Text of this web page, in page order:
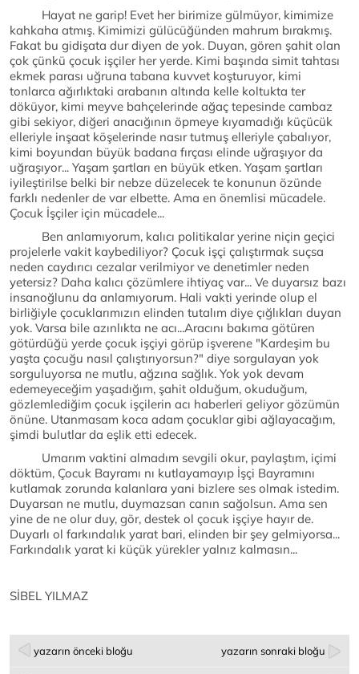
Hayat ne garip! Evet her birimize gülmüyor, kimimize
kahkaha atmış. Kimimizi gülücüğünden mahrum bırakmış.
Fakat bu gidişata dur diyen de yok. Duyan, gören şahit olan
çok çünkü çocuk işçiler her yerde. Kimi başında simit tahtası
ekmek parası uğruna tabana kuvvet koşturuyor, kimi
tonlarca ağırlıktaki arabanın altında kelle koltukta ter
döküyor, kimi meyve bahçelerinde ağaç tepesinde cambaz
gibi sekiyor, diğeri anacığının öpmeye kıyamadığı küçücük
elleriyle inşaat köşelerinde nasır tutmuş elleriyle çabalıyor,
kimi boyundan büyük badana fırçası elinde uğraşıyor da
uğraşıyor... Yaşam şartları en büyük etken. Yaşam şartları
iyileştirilse belki bir nebze düzelecek te konunun özünde
farklı nedenler de var elbette. Ama en önemlisi mücadele.
Çocuk İşçiler için mücadele...
Ben anlamıyorum, kalıcı politikalar yerine niçin geçici
projelerle vakit kaybediliyor? Çocuk işçi çalıştırmak suçsa
neden caydırıcı cezalar verilmiyor ve denetimler neden
yetersiz? Daha kalıcı çözümlere ihtiyaç var... Ve duyarsız bazı
insanoğlunu da anlamıyorum. Hali vakti yerinde olup el
birliğiyle çocuklarımızın elinden tutalım diye çığlıkları duyan
yok. Varsa bile azınlıkta ne acı...Aracını bakıma götüren
götürdüğü yerde çocuk işçiyi görüp işverene "Kardeşim bu
yaşta çocuğu nasıl çalıştırıyorsun?" diye sorgulayan yok
sorguluyorsa ne mutlu, ağzına sağlık. Yok yok devam
edemeyeceğim yaşadığım, şahit olduğum, okuduğum,
gözlemlediğim çocuk işçilerin acı haberleri geliyor gözümün
önüne. Utanmasam koca adam çocuklar gibi ağlayacağım,
şimdi bulutlar da eşlik etti edecek.
Umarım vaktini almadım sevgili okur, paylaştım, içimi
döktüm, Çocuk Bayramı nı kutlayamayıp İşçi Bayramını
kutlamak zorunda kalanlara yani bizlere ses olmak istedim.
Duyarsan ne mutlu, duymazsan canın sağolsun. Ama sen
yine de ne olur duy, gör, destek ol çocuk işçiye hayır de.
Duyarlı ol farkındalık yarat bari, elinden bir şey gelmiyorsa...
Farkındalık yarat ki küçük yürekler yalnız kalmasın...
SİBEL YILMAZ
yazarın önceki bloğu yazarın sonraki bloğu